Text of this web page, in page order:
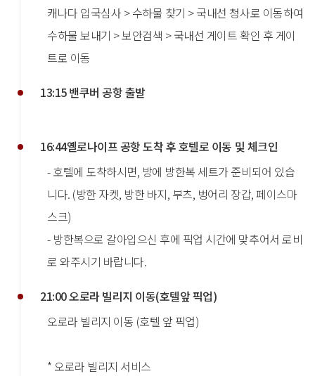
캐나다 입국심사 > 수하물 찾기 > 국내선 청사로 이동하여
수하물 보내기 > 보안검색 > 국내선 게이트 확인 후 게이
트로 이동
13:15 밴쿠버 공항 출발
16:44옐로나이프 공항 도착 후 호텔로 이동 및 체크인
- 호텔에 도착하시면, 방에 방한복 세트가 준비되어 있습
니다. (방한 자켓, 방한 바지, 부츠, 벙어리 장갑, 페이스마
스크)
- 방한복으로 갈아입으신 후에 픽업 시간에 맞추어서 로비
로 와주시기 바랍니다.
21:00 오로라 빌리지 이동(호텔앞 픽업)
오로라 빌리지 이동 (호텔 앞 픽업)
* 오로라 빌리지 서비스